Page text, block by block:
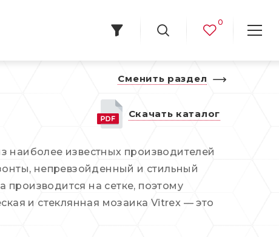
0
Скачать каталог
Сменить раздел
наиболее известных производителей
непревзойденный и стильный
на сетке, поэтому
и стеклянная мозаика Vitrex — это